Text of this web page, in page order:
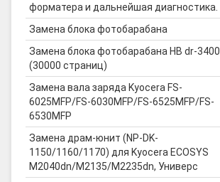
форматера и дальнейшая диагностика.
Замена блока фотобарабана
Замена блока фотобарабана HB dr-3400
(30000 страниц)
Замена вала заряда Kyocera FS-
6025MFP/FS-6030MFP/FS-6525MFP/FS-
6530MFP
Замена драм-юнит (NP-DK-
1150/1160/1170) для Kyocera ECOSYS
M2040dn/M2135/M2235dn, Универс